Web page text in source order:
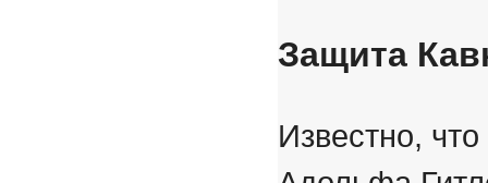
Защита
Известно,